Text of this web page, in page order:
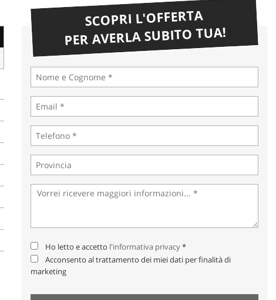
SCOPRI L'OFFERTA
PER AVERLA SUBITO TUA!
Ho letto e accetto l'informativa privacy*
Acconsento al trattamento dei miei dati per finalità di
marketing